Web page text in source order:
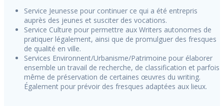
Service Jeunesse pour continuer ce qui a été entrepris
auprès des jeunes et susciter des vocations.
Service Culture pour permettre aux Writers autonomes de
pratiquer légalement, ainsi que de promulguer des fresques
de qualité en ville.
Services Environnent/Urbanisme/Patrimoine pour élaborer
ensemble un travail de recherche, de classification et parfois
même de préservation de certaines œuvres du writing.
Également pour prévoir des fresques adaptées aux lieux.